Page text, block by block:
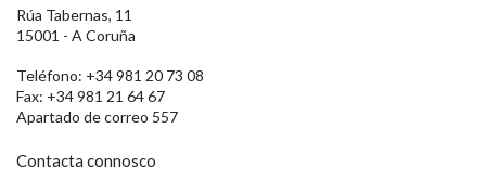
Rúa Tabernas, 11
15001 - A Coruña
Teléfono: +34 981 20 73 08
Fax: +34 981 21 64 67
Apartado de correo 557
Contacta connosco